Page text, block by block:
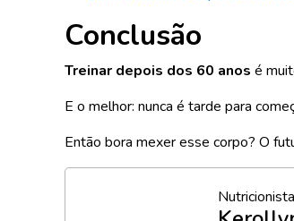
Conclusão
Treinar depois dos 60 anos é
E o melhor: nunca é tarde para
Então bora mexer esse corpo? O
Nutricionista